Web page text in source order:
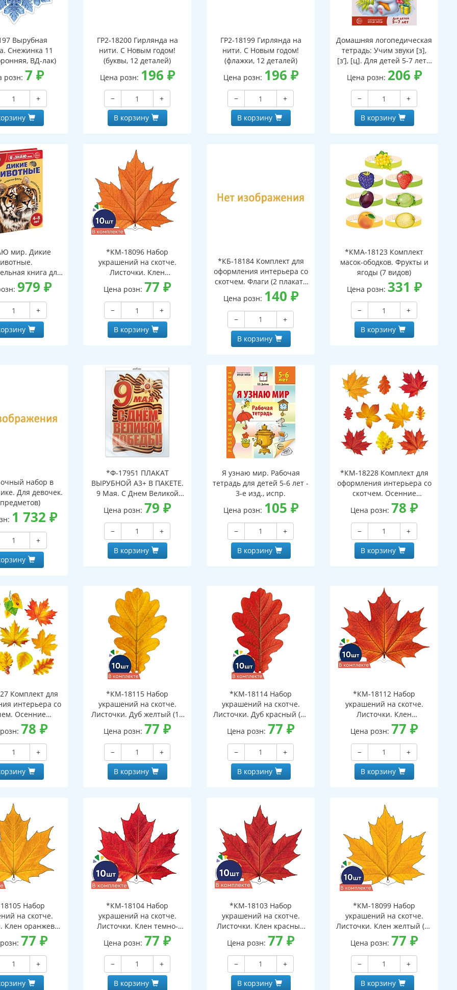
Вырубная
Снежинка 11
ВД-лак)
розн: 7 ₽
+
ГР2-18200 Гирлянда на
нити. С Новым годом!
(буквы, 12 деталей)
Цена розн: 196 ₽
−
+
В корзину
ГР2-18199 Гирлянда на
нити. С Новым годом!
(флажки, 12 деталей)
Цена розн: 196 ₽
−
+
В корзину
Домашняя логопедическая
тетрадь: Учим звуки [з],
[з’], [ц]. Для детей 5-7 лет -
3-е изд.
Цена розн: 206 ₽
−
+
В корзину
мир. Дикие
книга для
4-8 лет
979 ₽
+
*КМ-18096 Набор
украшений на скотче.
Листочки. Клен
наборе, двухсторонний,
ВД-лак)
Цена розн: 77₽
−
+
В корзину
*КБ-18184 Комплект для
оформления интерьера со
скотчем. Флаги (2 плаката
А3)
Цена розн: 140 ₽
−
+
В корзину
*КМА-18123 Комплект
масок-ободков. Фрукты и
ягоды (7 видов)
Цена розн: 331 ₽
−
+
В корзину
набор в
Для девочек.
1 732 ₽
+
*Ф-17951 ПЛАКАТ
ВЫРУБНОЙ А3+ В ПАКЕТЕ.
9 Мая. С Днем Великой
Победы! (двухсторонний,
ВД-лак, в индивидуальной
упаковке, с европодвесом
и клеевым клапаном)
Цена розн: 79₽
−
+
В корзину
Я узнаю мир. Рабочая
тетрадь для детей 5-6 лет -
3-е изд., испр.
Цена розн: 105 ₽
−
+
В корзину
*КМ-18228 Комплект для
оформления интерьера со
скотчем. Осенние
листочки-2 (10 видов)
Цена розн: 78₽
−
+
В корзину
Комплект для
интерьера со
Осенние
1 (10 видов)
78₽
+
*КМ-18115 Набор
украшений на скотче.
Листочки. Дуб желтый (10
шт. в наборе,
двухсторонняя, ВД-лак)
Цена розн: 77₽
−
+
В корзину
*КМ-18114 Набор
украшений на скотче.
Листочки. Дуб красный (10
шт. в наборе,
двухсторонняя, ВД-лак)
Цена розн: 77₽
−
+
В корзину
*КМ-18112 Набор
украшений на скотче.
Листочки. Клен
оранжевый (10 шт. в
наборе, двухсторонняя, ВД-
лак)
Цена розн: 77₽
−
+
В корзину
Набор
на скотче.
Клен оранжево-
шт. в наборе,
ВД-лак)
77₽
+
*КМ-18104 Набор
украшений на скотче.
Листочки. Клен темно-
красный (10 шт. в наборе,
двухсторонняя, ВД-лак)
Цена розн: 77₽
−
+
В корзину
*КМ-18103 Набор
украшений на скотче.
Листочки. Клен красный
(10 шт. в наборе,
двухсторонняя, ВД-лак)
Цена розн: 77₽
−
+
В корзину
*КМ-18099 Набор
украшений на скотче.
Листочки. Клен желтый (10
шт. в наборе,
двухсторонняя, ВД-лак)
Цена розн: 77₽
−
+
В корзину